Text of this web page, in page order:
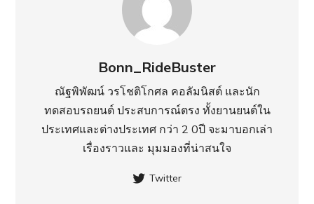
Bonn_RideBuster
ณัฐพิพัฒน์ วรโชติโกศล คอลัมนิสต์ และนัก
ทดสอบรถยนต์ ประสบการณ์ตรง ทั้งยานยนต์ใน
ประเทศ​และต่างประเทศ กว่า 2 0ปี จะมาบอกเล่า
เรื่องราวและ มุมมองที่น่าสนใจ
Twitter